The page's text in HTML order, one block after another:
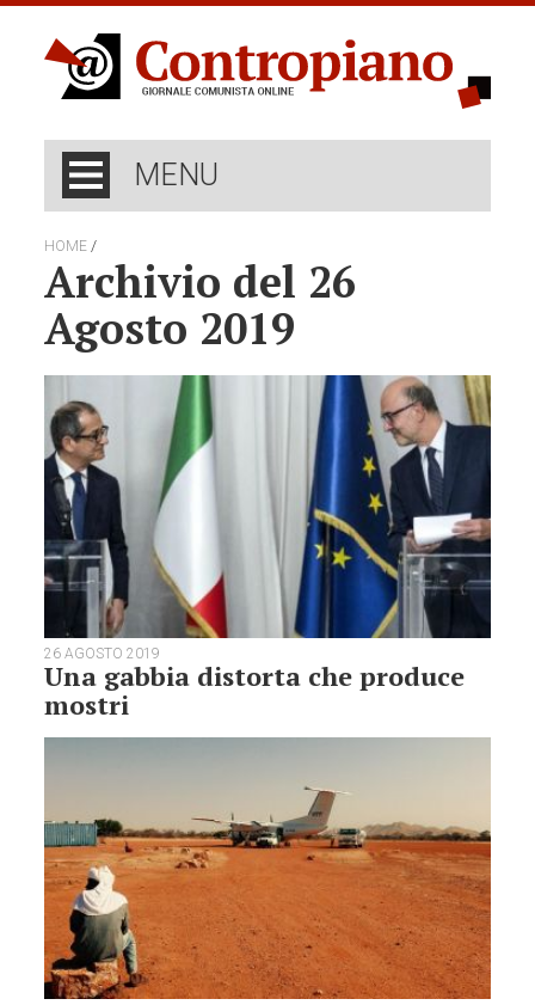
MENU
HOME /
Archivio del 26
Agosto 2019
26 AGOSTO 2019
Una gabbia distorta che produce
mostri